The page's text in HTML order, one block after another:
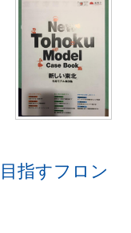
指すフロン